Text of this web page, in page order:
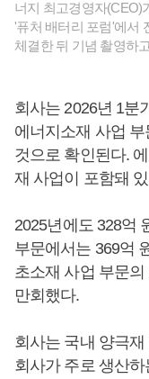
너지 최고경영자(CEO)
'퓨처 배터리 포럼'에서
체결한 뒤 기념 촬영하
회사는 2026년 1분
에너지소재 사업
것으로 확인된다.
재 사업이 포함돼
2025년에도 328억
부문에서는 369억
초소재 사업 부문
만회했다.
회사는 국내 양극
회사가 주로 생산